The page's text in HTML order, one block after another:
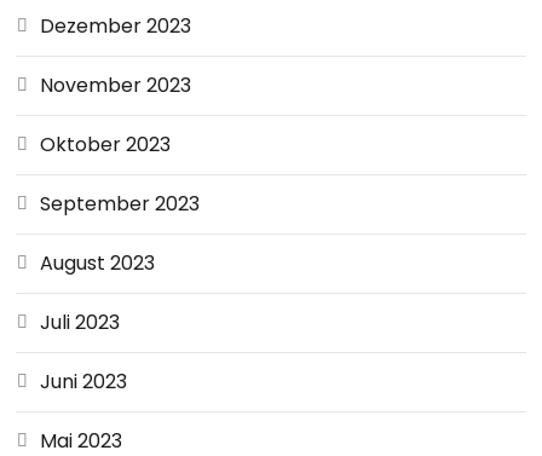
Dezember 2023
November 2023
Oktober 2023
September 2023
August 2023
Juli 2023
Juni 2023
Mai 2023